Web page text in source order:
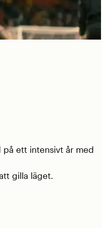
ett intensivt år med
gilla läget.